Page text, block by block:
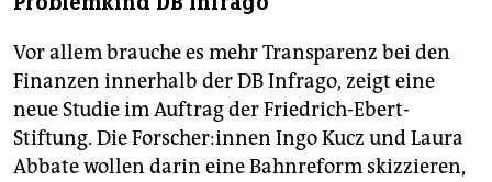
Vor allem brauche es mehr Transparenz bei den
Finanzen innerhalb der DB Infrago, zeigt eine
neue Studie im Auftrag der Friedrich-Ebert-
Stiftung. Die For­sche­r:in­nen Ingo Kucz und Laura
Abbate wollen darin eine Bahnreform skizzieren,